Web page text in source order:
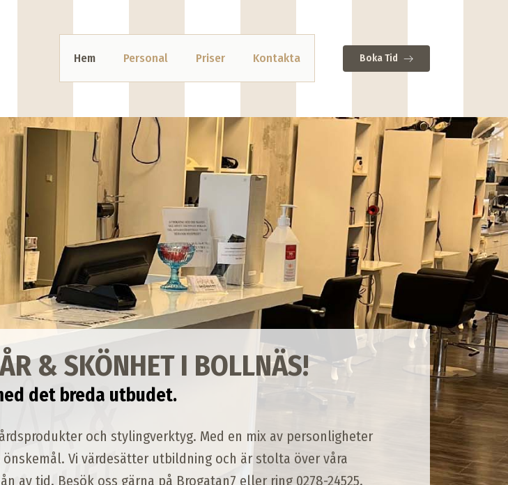
Hem Personal Priser Kontakta Boka Tid
& SKÖNHET I BOLLNÄS!
det breda utbudet.
och stylingverktyg. Med en mix av personligheter
Vi värdesätter utbildning och är stolta över våra
av tid. Besök oss gärna på Brogatan7 eller ring 0278-24525.